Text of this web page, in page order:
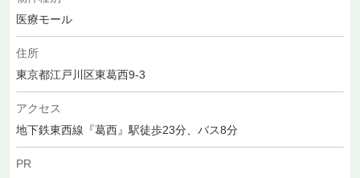
医療モール
住所
東京都江戸川区東葛西9-3
アクセス
地下鉄東西線『葛西』駅徒歩23分、バス8分
PR